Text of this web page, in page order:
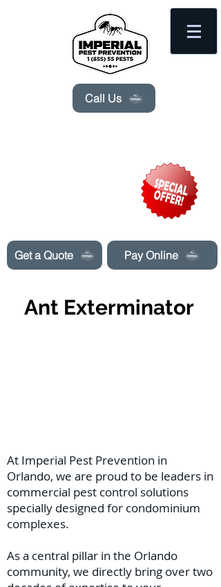
Get a Quote
Call Us
Pay Online
Ant Exterminator
At Imperial Pest Prevention in
Orlando, we are proud to be leaders in
commercial pest control solutions
specially designed for condominium
complexes.
As a central pillar in the Orlando
community, we directly bring over two